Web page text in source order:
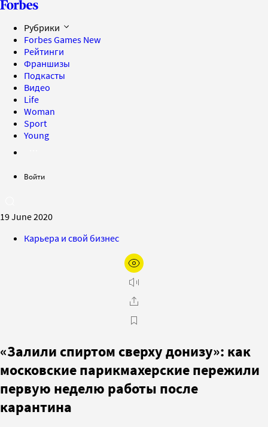
Рубрики
Forbes Games New
Рейтинги
Франшизы
Подкасты
Видео
Life
Woman
Sport
Young
Войти
19 June 2020
Карьера и свой бизнес
«Залили спиртом сверху донизу»: как
московские парикмахерские пережили
первую неделю работы после
карантина